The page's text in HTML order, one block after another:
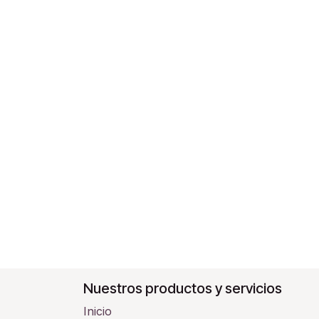
Nuestros productos y servicios
Inicio